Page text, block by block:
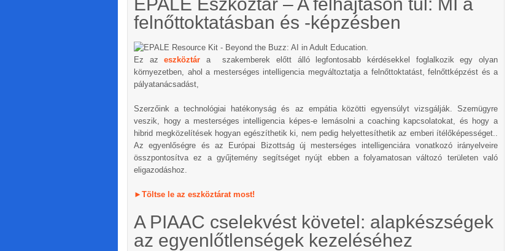
felnőttoktatásban és -képzésben
Ez az eszköztár a szakemberek előtt álló legfontosabb kérdésekkel foglalkozik egy olyan
környezetben, ahol a mesterséges intelligencia megváltoztatja a felnőttoktatást, felnőttképzést és a
pályatanácsadást,
Szerzőink a technológiai hatékonyság és az empátia közötti egyensúlyt vizsgálják. Szemügyre
veszik, hogy a mesterséges intelligencia képes-e lemásolni a coaching kapcsolatokat, és hogy a
hibrid megközelítések hogyan egészíthetik ki, nem pedig helyettesíthetik az emberi ítélőképességet..
Az egyenlőségre és az Európai Bizottság új mesterséges intelligenciára vonatkozó irányelveire
összpontosítva ez a gyűjtemény segítséget nyújt ebben a folyamatosan változó területen való
eligazodáshoz.
► Töltse le az eszköztárat most!
A PIAAC cselekvést követel: alapkészségek
az egyenlőtlenségek kezeléséhez